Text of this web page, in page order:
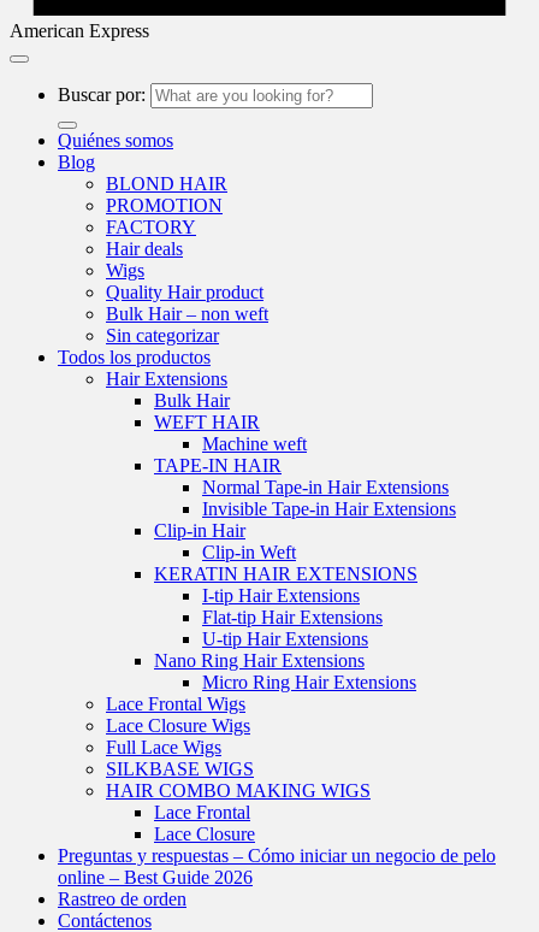
American Express
Buscar por:
Quiénes somos
Blog
BLOND HAIR
PROMOTION
FACTORY
Hair deals
Wigs
Quality Hair product
Bulk Hair – non weft
Sin categorizar
Todos los productos
Hair Extensions
Bulk Hair
WEFT HAIR
Machine weft
TAPE-IN HAIR
Normal Tape-in Hair Extensions
Invisible Tape-in Hair Extensions
Clip-in Hair
Clip-in Weft
KERATIN HAIR EXTENSIONS
I-tip Hair Extensions
Flat-tip Hair Extensions
U-tip Hair Extensions
Nano Ring Hair Extensions
Micro Ring Hair Extensions
Lace Frontal Wigs
Lace Closure Wigs
Full Lace Wigs
SILKBASE WIGS
HAIR COMBO MAKING WIGS
Lace Frontal
Lace Closure
Preguntas y respuestas – Cómo iniciar un negocio de pelo
online – Best Guide 2026
Rastreo de orden
Contáctenos